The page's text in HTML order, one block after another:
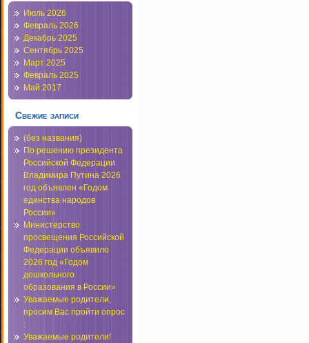
Июль 2026
Февраль 2026
Декабрь 2025
Сентябрь 2025
Март 2025
Февраль 2025
Май 2017
Свежие записи
(без названия)
По решению президента
Российской Федерации
Владимира Путина 2026
год объявлен «Годом
единства народов
России»
Министерство
просвещения Российской
Федерации объявило
2026 год «Годом
дошкольного
образования в России»
Уважаемые родители,
просим Вас пройти опрос
:
Уважаемые родители!